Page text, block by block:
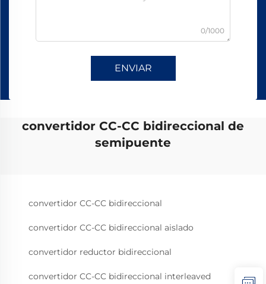
0/1000
ENVIAR
convertidor CC-CC bidireccional de
semipuente
convertidor CC-CC bidireccional
convertidor CC-CC bidireccional aislado
convertidor reductor bidireccional
convertidor CC-CC bidireccional interleaved